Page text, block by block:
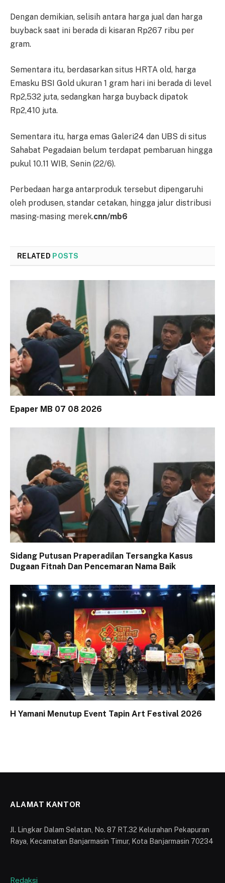
Dengan demikian, selisih an­ta­ra harga jual dan harga
buyback sa­at ini berada di kisaran Rp267 ribu per
gram.
Sementara itu, berdasarkan si­tus HRTA old, harga
Emasku BSI Gold ukuran 1 gram hari ini berada di level
Rp2,532 juta, se­dangkan harga buyback di­pa­tok
Rp2,410 juta.
Sementara itu, harga emas G­a­leri24 dan UBS di situs
Sa­ha­bat Pegadaian belum terdapat pem­baruan hingga
pukul 10.11 WIB, Senin (22/6).
Perbedaan harga antarproduk ter­sebut dipengaruhi
oleh pro­du­sen, standar cetakan, hingga jalur dis­tribusi
masing-masing merek.cnn/mb6
RELATED POSTS
Epaper MB 07 08 2026
Sidang Putusan Praperadilan Tersangka Kasus
Dugaan Fitnah Dan Pencemaran Nama Baik
H Yamani Menutup Event Tapin Art Festival 2026
ALAMAT KANTOR
Jl. Lingkar Dalam Selatan, No. 87 RT.32 Kelurahan Pekapuran
Raya, Kecamatan Banjarmasin Timur, Kota Banjarmasin 70234
Redaksi